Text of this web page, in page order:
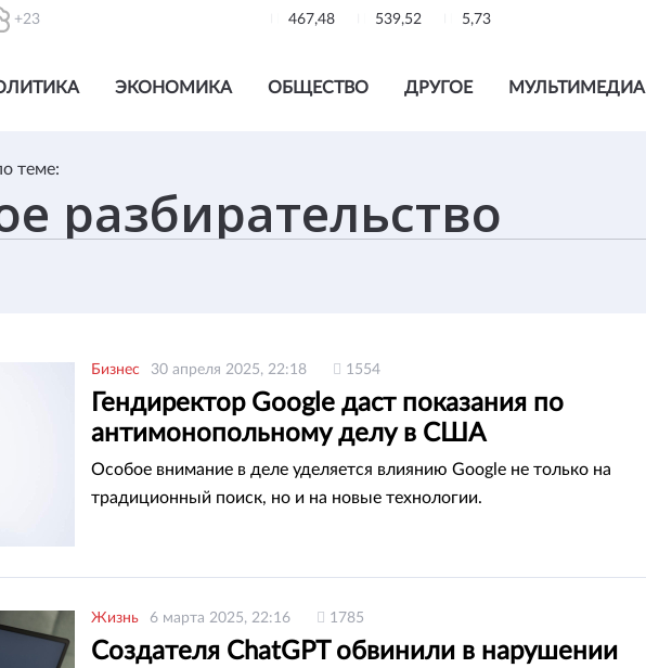
+23 467,48 539,52 5,73
ЭКОНОМИКА ОБЩЕСТВО ДРУГОЕ МУЛЬТИМЕДИА
теме:
Бизнес 30 апреля 2025, 22:18 1554
Гендиректор Google даст показания по
антимонопольному делу в США
Особое внимание в деле уделяется влиянию Google не только на
традиционный поиск, но и на новые технологии.
Жизнь 6 марта 2025, 22:16 1785
Создателя ChatGPT обвинили в нарушении